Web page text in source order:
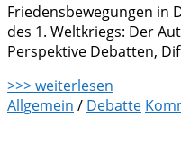
Friedensbewegungen in
des 1. Weltkriegs: Der
Perspektive Debatten,
>>> weiterlesen
Allgemein / Debatte